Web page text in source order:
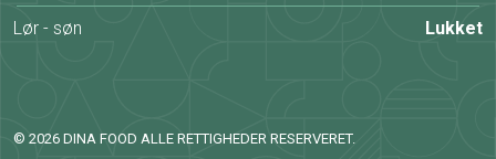
Lør - søn Lukket
© 2026 DINA FOOD ALLE RETTIGHEDER RESERVERET.